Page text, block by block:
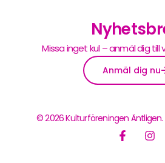
Missa inget kul – anmäl dig till
Anmäl dig nu
© 2026 Kulturföreningen Äntligen.